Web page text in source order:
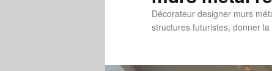
Décorateur designer murs
structures futuristes, donner